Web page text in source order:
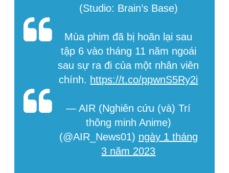
(Studio: Brain’s Base)
Mùa phim đã bị hoãn lại sau
tập 6 vào tháng 11 năm ngoái
sau sự ra đi của một nhân viên
chính. https://t.co/ppwnS5Ry2i
— AIR (Nghiên cứu (và) Trí
thông minh Anime)
(@AIR_News01) ngày 1 tháng
3 năm 2023